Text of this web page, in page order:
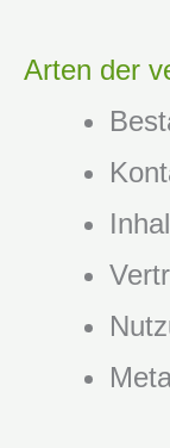
Arten der